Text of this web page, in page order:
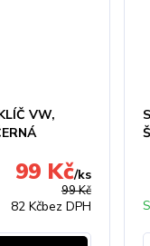
VW,
99 Kč
99 Kč/ks
82 Kčbez DPH